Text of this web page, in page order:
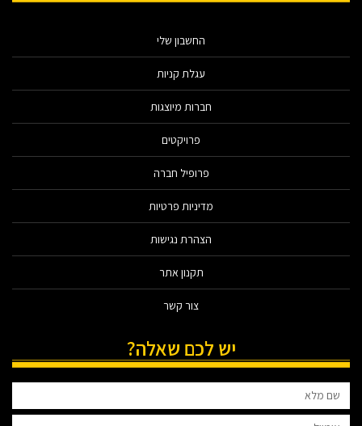
החשבון שלי
עגלת קניות
חברות מיוצגות
פרויקטים
פרופיל חברה
מדיניות פרטיות
הצהרת נגישות
תקנון אתר
צור קשר
יש לכם שאלה?